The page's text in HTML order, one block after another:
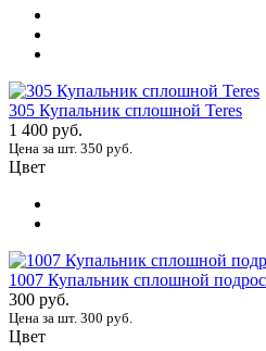
305 Купальник сплошной Teres
1 400 руб.
Цена за шт. 350 руб.
Цвет
1007 Купальник сплошной
300 руб.
Цена за шт. 300 руб.
Цвет